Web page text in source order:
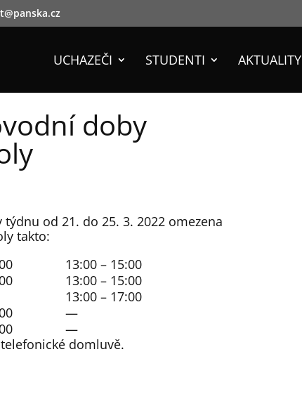
UCHAZEČI STUDENTI AKTUALITY
doby
od 21. do 25. 3. 2022 omezena
takto:
13:00 – 15:00
13:00 – 15:00
13:00 – 17:00
—
—
domluvě.